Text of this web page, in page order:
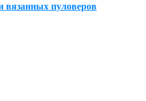
вязанных пуловеров